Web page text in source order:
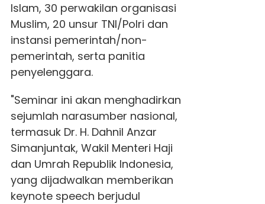
Islam, 30 perwakilan organisasi
Muslim, 20 unsur TNI/Polri dan
instansi pemerintah/non-
pemerintah, serta panitia
penyelenggara.
"Seminar ini akan menghadirkan
sejumlah narasumber nasional,
termasuk Dr. H. Dahnil Anzar
Simanjuntak, Wakil Menteri Haji
dan Umrah Republik Indonesia,
yang dijadwalkan memberikan
keynote speech berjudul